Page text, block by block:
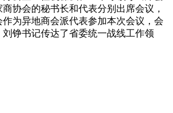
协会的秘书长和代表分别出席会议，
为异地商会派代表参加本次会议，会
铮书记传达了省委统一战线工作领